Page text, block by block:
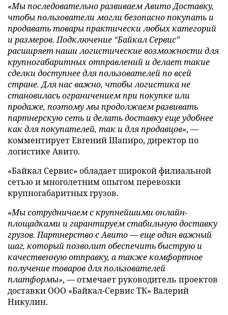
«Мы последовательно развиваем Авито Доставку,
чтобы пользователи могли безопасно покупать и
продавать товары практически любых категорий
и размеров. Подключение “Байкал Сервис”
расширяет наши логистические возможности для
крупногабаритных отправлений и делает такие
сделки доступнее для пользователей по всей
стране. Для нас важно, чтобы логистика не
становилась ограничением при покупке или
продаже, поэтому мы продолжаем развивать
партнерскую сеть и делать доставку еще удобнее
как для покупателей, так и для продавцов», —
комментирует Евгений Шапиро, директор по
логистике Авито.
«Байкал Сервис» обладает широкой филиальной
сетью и многолетним опытом перевозки
крупногабаритных грузов.
«Мы сотрудничаем с крупнейшими онлайн-
площадками и гарантируем стабильную доставку
грузов. Партнерство с Авито — еще один важный
шаг, который позволит обеспечить быструю и
качественную отправку, а также комфортное
получение товаров для пользователей
платформы», — отмечает руководитель проектов
доставки ООО «Байкал-Сервис ТК» Валерий
Никулин.